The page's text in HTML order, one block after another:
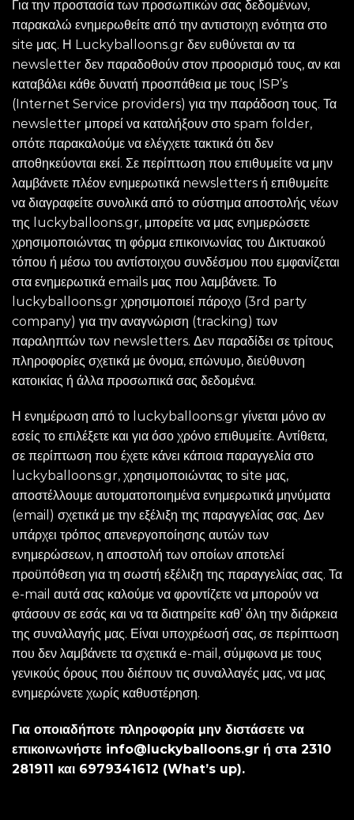
Για την προστασία των προσωπικών σας δεδομένων,
παρακαλώ ενημερωθείτε από την αντιστοιχη ενότητα στο
site μας. Η Luckyballoons.gr δεν ευθύνεται αν τα
newsletter δεν παραδοθούν στον προορισμό τους, αν και
καταβάλει κάθε δυνατή προσπάθεια με τους ISP’s
(Internet Service providers) για την παράδοση τους. Τα
newsletter μπορεί να καταλήξουν στο spam folder,
οπότε παρακαλούμε να ελέγχετε τακτικά ότι δεν
αποθηκεύονται εκεί. Σε περίπτωση που επιθυμείτε να μην
λαμβάνετε πλέον ενημερωτικά newsletters ή επιθυμείτε
να διαγραφείτε συνολικά από το σύστημα αποστολής νέων
της luckyballoons.gr, μπορείτε να μας ενημερώσετε
χρησιμοποιώντας τη φόρμα επικοινωνίας του Δικτυακού
τόπου ή μέσω του αντίστοιχου συνδέσμου που εμφανίζεται
στα ενημερωτικά emails μας που λαμβάνετε. Το
luckyballoons.gr χρησιμοποιεί πάροχο (3rd party
company) για την αναγνώριση (tracking) των
παραληπτών των newsletters. Δεν παραδίδει σε τρίτους
πληροφορίες σχετικά με όνομα, επώνυμο, διεύθυνση
κατοικίας ή άλλα προσωπικά σας δεδομένα.
Η ενημέρωση από το luckyballoons.gr γίνεται μόνο αν
εσείς το επιλέξετε και για όσο χρόνο επιθυμείτε. Αντίθετα,
σε περίπτωση που έχετε κάνει κάποια παραγγελία στο
luckyballoons.gr, χρησιμοποιώντας το site μας,
αποστέλλουμε αυτοματοποιημένα ενημερωτικά μηνύματα
(email) σχετικά με την εξέλιξη της παραγγελίας σας. Δεν
υπάρχει τρόπος απενεργοποίησης αυτών των
ενημερώσεων, η αποστολή των οποίων αποτελεί
προϋπόθεση για τη σωστή εξέλιξη της παραγγελίας σας. Τα
e-mail αυτά σας καλούμε να φροντίζετε να μπορούν να
φτάσουν σε εσάς και να τα διατηρείτε καθ’ όλη την διάρκεια
της συναλλαγής μας. Είναι υποχρέωσή σας, σε περίπτωση
που δεν λαμβάνετε τα σχετικά e-mail, σύμφωνα με τους
γενικούς όρους που διέπουν τις συναλλαγές μας, να μας
ενημερώνετε χωρίς καθυστέρηση.
Για οποιαδήποτε πληροφορία μην διστάσετε να
επικοινωνήστε info@luckyballoons.gr ή στa 2310
281911 και 6979341612 (What’s up).